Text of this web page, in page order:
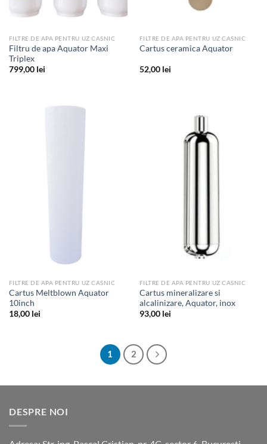
FILTRE DE APA PENTRU UZ CASNIC
Filtru de apa Aquator Maxi
Triplex
799,00 lei
FILTRE DE APA PENTRU UZ CASNIC
Cartus ceramica Aquator
52,00 lei
FILTRE DE APA PENTRU UZ CASNIC
Cartus Meltblown Aquator
10inch
18,00 lei
FILTRE DE APA PENTRU UZ CASNIC
Cartus mineralizare si
alcalinizare, Aquator, inox
93,00 lei
1 2
DESPRE NOI